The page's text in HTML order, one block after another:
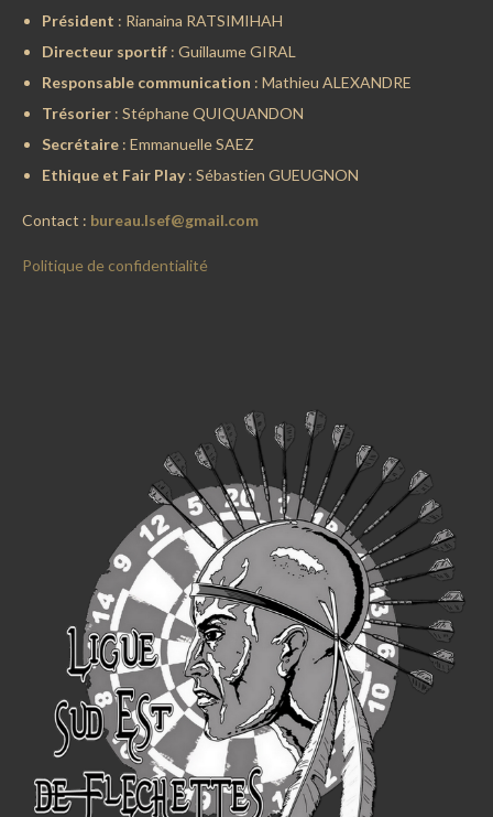
Président : Rianaina RATSIMIHAH
Directeur sportif: Guillaume GIRAL
Responsable communication : Mathieu ALEXANDRE
Trésorier : Stéphane QUIQUANDON
Secrétaire: Emmanuelle SAEZ
Ethique et Fair Play: Sébastien GUEUGNON
Contact : bureau.lsef@gmail.com
Politique de confidentialité